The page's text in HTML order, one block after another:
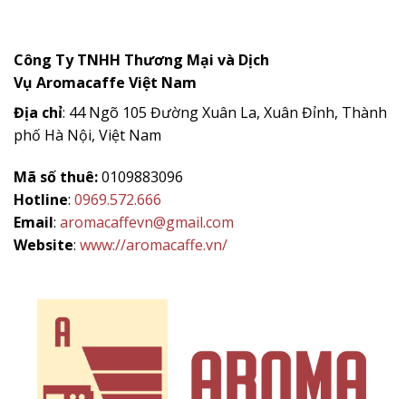
Công Ty TNHH Thương Mại và Dịch
Vụ Aromacaffe Việt Nam
Địa chỉ: 44 Ngõ 105 Đường Xuân La, Xuân Đỉnh, Thành
phố Hà Nội, Việt Nam
Mã số thuê:0109883096
Hotline: 0969.572.666
Email: aromacaffevn@gmail.com
Website: www://aromacaffe.vn/